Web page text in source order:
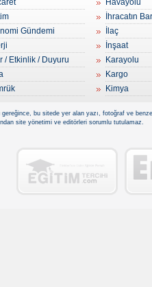
Gündemi
/ Etkinlik / Duyuru
Havayolu
İhracatın
İlaç
İnşaat
Karayolu
Kargo
Kimya
gereğince, bu sitede yer alan yazı, fotoğraf ve
site yönetimi ve editörleri sorumlu tutulamaz.